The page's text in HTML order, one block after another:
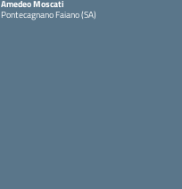
Amedeo Moscati
Pontecagnano Faiano (SA)
— Visita la pagina iniziale della scuola